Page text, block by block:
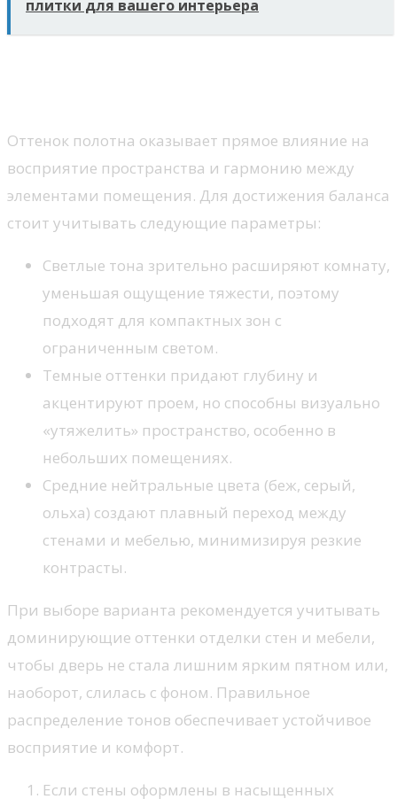
плитки для вашего интерьера
Оттенок полотна оказывает прямое влияние на
восприятие пространства и гармонию между
элементами помещения. Для достижения баланса
стоит учитывать следующие параметры:
Светлые тона зрительно расширяют комнату,
уменьшая ощущение тяжести, поэтому
подходят для компактных зон с
ограниченным светом.
Темные оттенки придают глубину и
акцентируют проем, но способны визуально
«утяжелить» пространство, особенно в
небольших помещениях.
Средние нейтральные цвета (беж, серый,
ольха) создают плавный переход между
стенами и мебелью, минимизируя резкие
контрасты.
При выборе варианта рекомендуется учитывать
доминирующие оттенки отделки стен и мебели,
чтобы дверь не стала лишним ярким пятном или,
наоборот, слилась с фоном. Правильное
распределение тонов обеспечивает устойчивое
восприятие и комфорт.
Если стены оформлены в насыщенных